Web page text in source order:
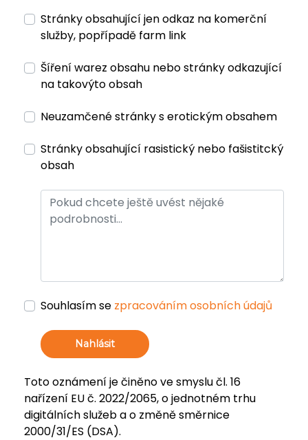
Stránky obsahující jen odkaz na komerční
služby, popřípadě farm link
Šíření warez obsahu nebo stránky odkazující
na takovýto obsah
Neuzamčené stránky s erotickým obsahem
Stránky obsahující rasistický nebo fašistitcký
obsah
Souhlasím se zpracováním osobních údajů
Nahlásit
Toto oznámení je činěno ve smyslu čl. 16
nařízení EU č. 2022/2065, o jednotném trhu
digitálních služeb a o změně směrnice
2000/31/ES (DSA).